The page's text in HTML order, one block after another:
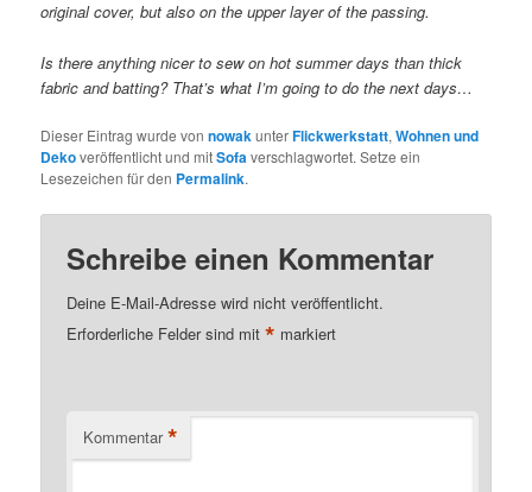
original cover, but also on the upper layer of the passing.
Is there anything nicer to sew on hot summer days than thick
fabric and batting? That’s what I’m going to do the next days…
Dieser Eintrag wurde vonnowakunterFlickwerkstatt,Wohnen und
Dekoveröffentlicht und mitSofaverschlagwortet. Setze ein
Lesezeichen für den Permalink.
Schreibe einen Kommentar
Deine E-Mail-Adresse wird nicht veröffentlicht.
Erforderliche Felder sind mit* markiert
Kommentar *